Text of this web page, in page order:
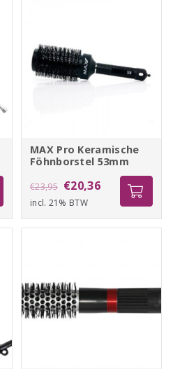
MAX Pro Keramische
Föhnborstel 53mm
€23,95 Oorspronkelijke
prijs
was:
€20,36Huidige
prijs
is:
incl. 21% BTW